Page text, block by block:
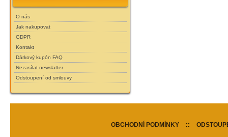
O nás
Jak nakupovat
GDPR
Kontakt
Dárkový kupón FAQ
Nezasílat newslatter
Odstoupení od smlouvy
OBCHODNÍ PODMÍNKY ::